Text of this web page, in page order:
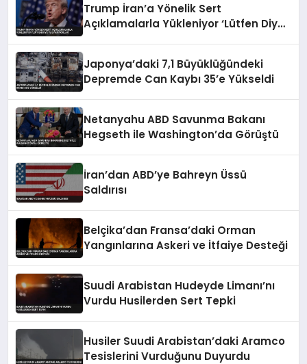
Trump İran’a Yönelik Sert
Açıklamalarla Yükleniyor ‘Lütfen Diye
Japonya’daki 7,1 Büyüklüğündeki
Depremde Can Kaybı 35’e Yükseldi
Netanyahu ABD Savunma Bakanı
Hegseth ile Washington’da Görüştü
İran’dan ABD’ye Bahreyn Üssü
Saldırısı
Belçika’dan Fransa’daki Orman
Yangınlarına Askeri ve İtfaiye Desteği
Suudi Arabistan Hudeyde Limanı’nı
Vurdu Husilerden Sert Tepki
Husiler Suudi Arabistan’daki Aramco
Tesislerini Vurduğunu Duyurdu